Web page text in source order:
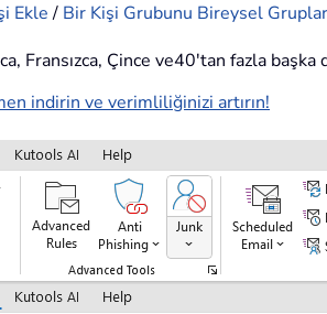
Ekle/ Bir Kişi Grubunu Bireysel
Fransızca, Çince ve40'tan fazla
indirin ve verimliliğinizi artırın!